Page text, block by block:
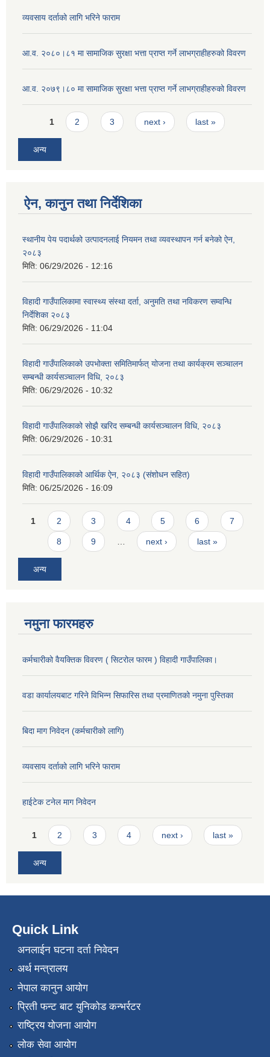
व्यवसाय दर्ताको लागि भरिने फाराम
आ.व. २०८०।८१ मा सामाजिक सुरक्षा भत्ता प्राप्त गर्ने लाभग्राहीहरुको विवरण
आ.व. २०७९।८० मा सामाजिक सुरक्षा भत्ता प्राप्त गर्ने लाभग्राहीहरुको विवरण
Pages
1 2 3 next › last »
अन्य
ऐन, कानुन तथा निर्देशिका
स्थानीय पेय पदार्थको उत्पादनलाई नियमन तथा व्यवस्थापन गर्न बनेको ऐन,
२०८३
मिति: 06/29/2026 - 12:16
विहादी गाउँपालिकामा स्वास्थ्य संस्था दर्ता, अनुमति तथा नविकरण सम्वन्धि
निर्देशिका २०८३
मिति: 06/29/2026 - 11:04
विहादी गाउँपालिकाको उपभोक्ता समितिमार्फत् योजना तथा कार्यक्रम सञ्चालन
सम्बन्धी कार्यसञ्चालन विधि, २०८३
मिति: 06/29/2026 - 10:32
विहादी गाउँपालिकाको सोझै खरिद सम्बन्धी कार्यसञ्चालन विधि, २०८३
मिति: 06/29/2026 - 10:31
विहादी गाउँपालिकाको आर्थिक ऐन, २०८३ (संशोधन सहित)
मिति: 06/25/2026 - 16:09
Pages
1 2 3 4 5 6 7
8 9 next › last »
अन्य
नमुना फारमहरु
कर्मचारीको वैयक्तिक विवरण ( सिटरोल फारम ) विहादी गाउँपालिका।
वडा कार्यालयबाट गरिने विभिन्न सिफारिस तथा प्रमाणितको नमुना पुस्तिका
बिदा माग निवेदन (कर्मचारीको लागि)
व्यवसाय दर्ताको लागि भरिने फाराम
हाईटेक टनेल माग निवेदन
Pages
1 2 3 4 next › last »
अन्य
Quick Link
अनलाईन घटना दर्ता निवेदन
अर्थ मन्त्रालय
नेपाल कानुन आयोग
प्रिती फन्ट बाट युनिकोड कन्भर्रटर
राष्ट्रिय योजना आयोग
लोक सेवा आयोग